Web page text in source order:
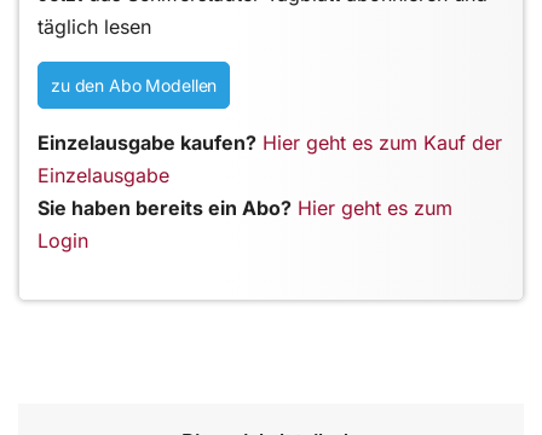
täglich lesen
zu den Abo Modellen
Einzelausgabe kaufen? Hier geht es zum Kauf der
Einzelausgabe
Sie haben bereits ein Abo? Hier geht es zum
Login